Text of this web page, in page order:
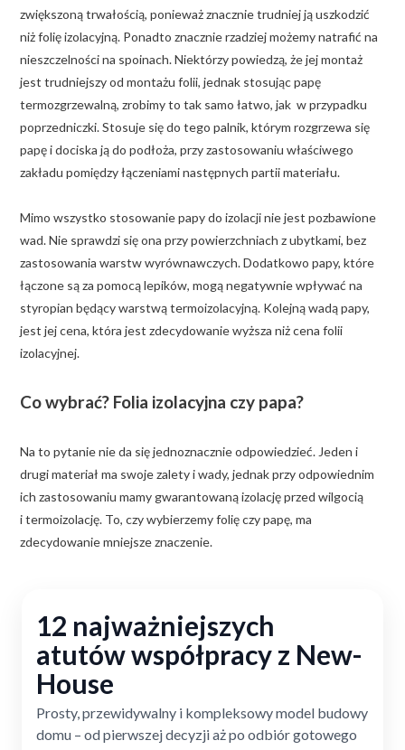
zwiększoną trwałością, ponieważ znacznie trudniej ją uszkodzić
niż folię izolacyjną. Ponadto znacznie rzadziej możemy natrafić na
nieszczelności na spoinach. Niektórzy powiedzą, że jej montaż
jest trudniejszy od montażu folii, jednak stosując papę
termozgrzewalną, zrobimy to tak samo łatwo, jak w przypadku
poprzedniczki. Stosuje się do tego palnik, którym rozgrzewa się
papę i dociska ją do podłoża, przy zastosowaniu właściwego
zakładu pomiędzy łączeniami następnych partii materiału.
Mimo wszystko stosowanie papy do izolacji nie jest pozbawione
wad. Nie sprawdzi się ona przy powierzchniach z ubytkami, bez
zastosowania warstw wyrównawczych. Dodatkowo papy, które
łączone są za pomocą lepików, mogą negatywnie wpływać na
styropian będący warstwą termoizolacyjną. Kolejną wadą papy,
jest jej cena, która jest zdecydowanie wyższa niż cena folii
izolacyjnej.
Co wybrać? Folia izolacyjna czy papa?
Na to pytanie nie da się jednoznacznie odpowiedzieć. Jeden i
drugi materiał ma swoje zalety i wady, jednak przy odpowiednim
ich zastosowaniu mamy gwarantowaną izolację przed wilgocią
i termoizolację. To, czy wybierzemy folię czy papę, ma
zdecydowanie mniejsze znaczenie.
12 najważniejszych
atutów współpracy z New-
House
Prosty, przewidywalny i kompleksowy model budowy
domu – od pierwszej decyzji aż po odbiór gotowego